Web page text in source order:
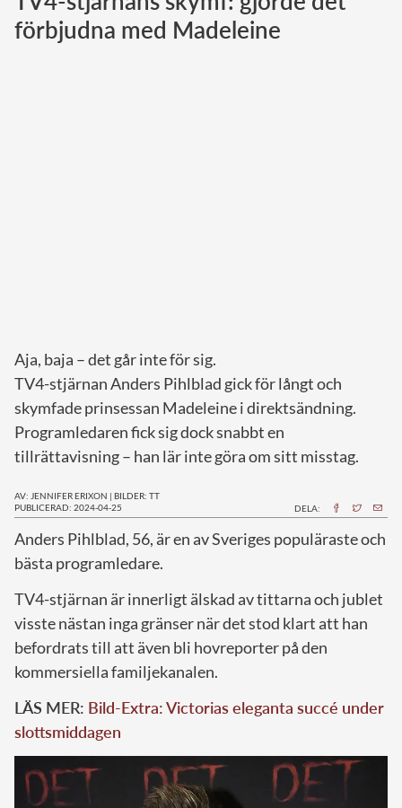
Norska kungahuset
förbjudna med Madeleine
Aja, baja – det går inte för sig.
TV4-stjärnan Anders Pihlblad gick för långt och
skymfade prinsessan Madeleine i direktsändning.
Programledaren fick sig dock snabbt en
tillrättavisning – han lär inte göra om sitt misstag.
AV: JENNIFER ERIXON | BILDER: TT
PUBLICERAD: 2024-04-25
DELA:
Anders Pihlblad, 56, är en av Sveriges populäraste och
bästa programledare.
TV4-stjärnan är innerligt älskad av tittarna och jublet
visste nästan inga gränser när det stod klart att han
befordrats till att även bli hovreporter på den
kommersiella familjekanalen.
LÄS MER: Bild-Extra: Victorias eleganta succé under
slottsmiddagen